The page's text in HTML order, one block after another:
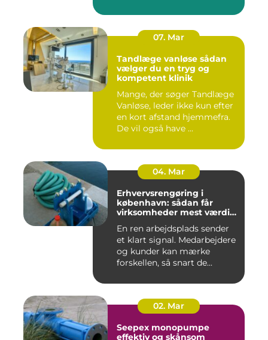
07. Mar
Tandlæge vanløse sådan
vælger du en tryg og
kompetent klinik
Mange, der søger Tandlæge
Vanløse, leder ikke kun efter
en kort afstand hjemmefra.
De vil også have ...
04. Mar
Erhvervsrengøring i
københavn: sådan får
virksomheder mest værdi
En ren arbejdsplads sender
et klart signal. Medarbejdere
og kunder kan mærke
forskellen, så snart de...
02. Mar
Seepex monopumpe
effektiv og skånsom